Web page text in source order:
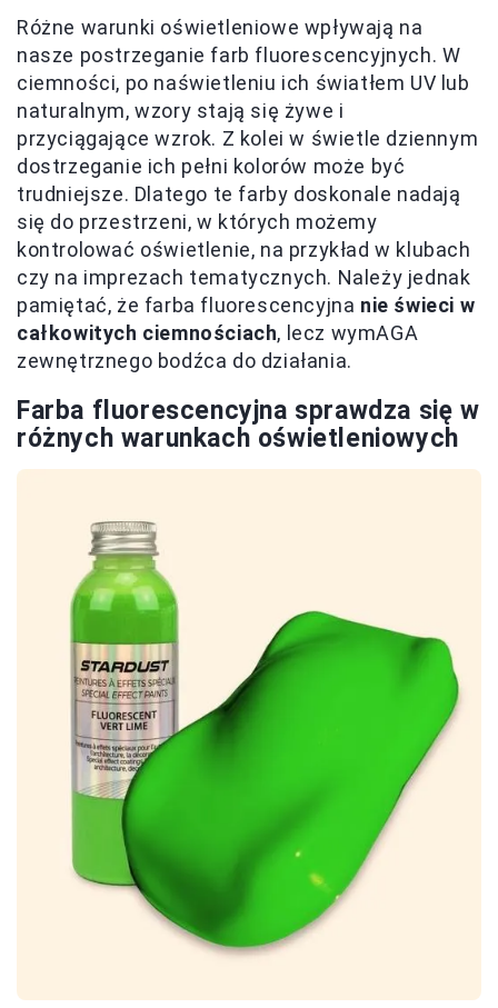
Różne warunki oświetleniowe wpływają na
nasze postrzeganie farb fluorescencyjnych. W
ciemności, po naświetleniu ich światłem UV lub
naturalnym, wzory stają się żywe i
przyciągające wzrok. Z kolei w świetle dziennym
dostrzeganie ich pełni kolorów może być
trudniejsze. Dlatego te farby doskonale nadają
się do przestrzeni, w których możemy
kontrolować oświetlenie, na przykład w klubach
czy na imprezach tematycznych. Należy jednak
pamiętać, że farba fluorescencyjna nie świeci w
całkowitych ciemnościach, lecz wymAGA
zewnętrznego bodźca do działania.
Farba fluorescencyjna sprawdza się w
różnych warunkach oświetleniowych